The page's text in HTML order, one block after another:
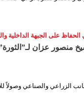
على الجبهة الداخلية
عزان لـ”الثورة”:
الزراعي والصناعي